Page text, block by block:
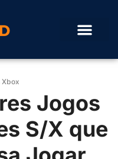
Xbox
Jogos
S/X que